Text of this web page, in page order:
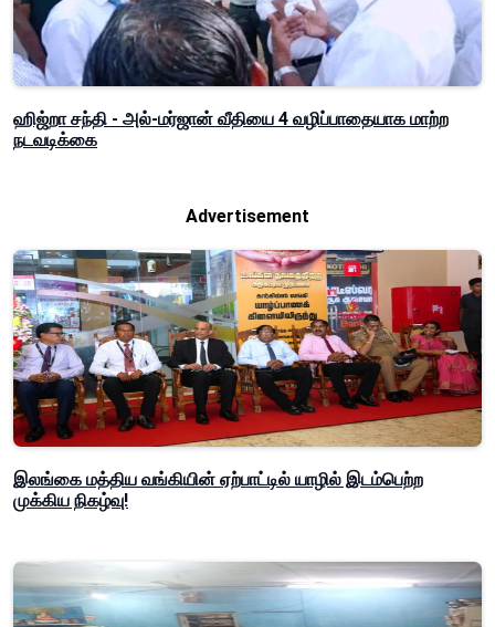
ஹிஜ்றா சந்தி - அல்-மர்ஜான் வீதியை 4 வழிப்பாதையாக மாற்ற
நடவடிக்கை
Advertisement
இலங்கை மத்திய வங்கியின் ஏற்பாட்டில் யாழில் இடம்பெற்ற
முக்கிய நிகழ்வு!